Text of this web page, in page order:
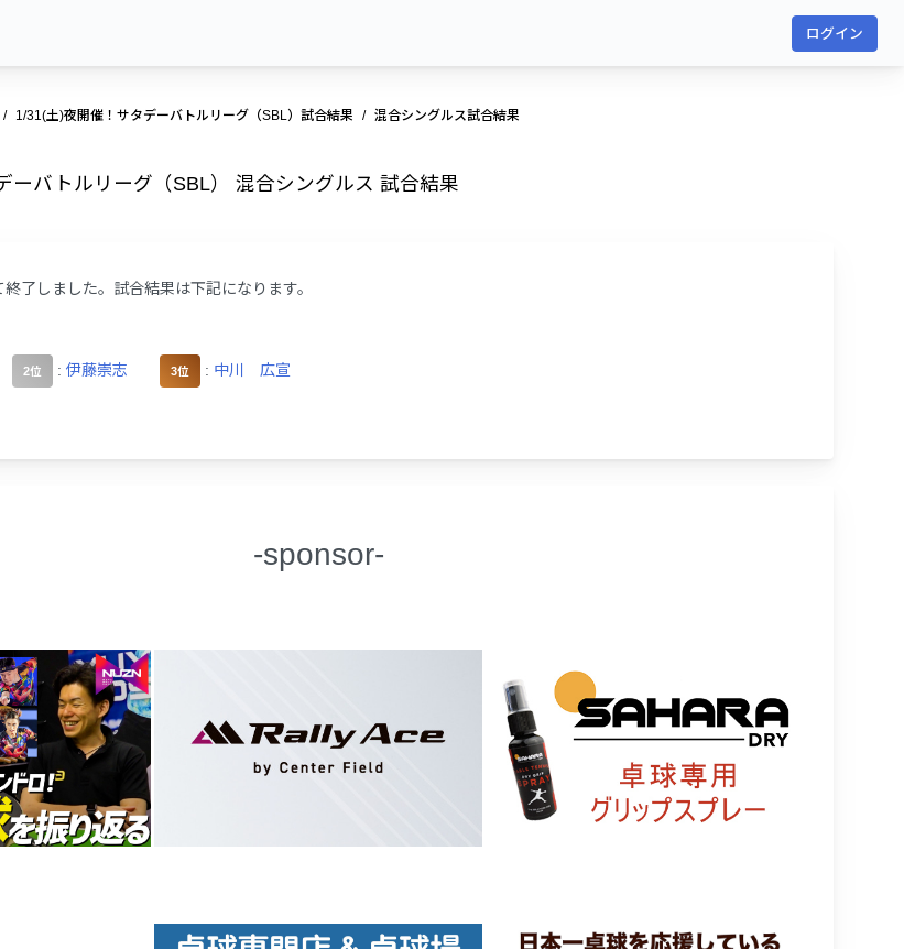
ログイン
1/31(土)夜開催！サタデーバトルリーグ（SBL）試合結果 混合シングルス試合結果
ーバトルリーグ（SBL） 混合シングルス 試合結果
了しました。試合結果は下記になります。
2位 : 伊藤崇志 3位 : 中川 広宣
-sponsor-